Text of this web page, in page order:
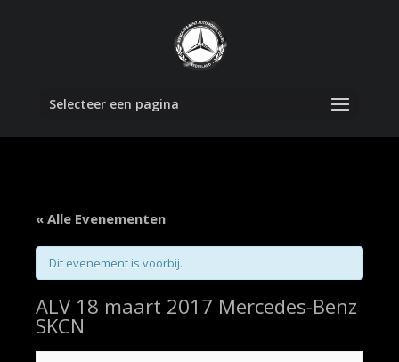
Selecteer een pagina
« Alle Evenementen
Dit evenement is voorbij.
ALV 18 maart 2017 Mercedes-Benz
SKCN